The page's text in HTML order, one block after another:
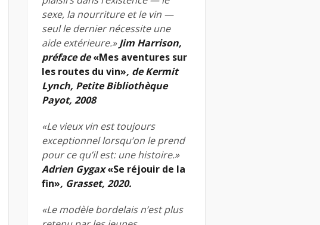
sexe, la nourriture et le vin —
seul le dernier nécessite une
aide extérieure.»Jim Harrison,
préface de«Mes aventures sur
les routes du vin», de Kermit
Lynch, Petite Bibliothèque
Payot, 2008
«Le vieux vin est toujours
exceptionnel lorsqu’on le prend
pour ce qu’il est: une histoire.»
Adrien Gygax«Se réjouir de la
fin», Grasset, 2020.
«Le modèle bordelais n’est plus